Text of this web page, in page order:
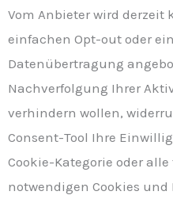
Vom Anbieter wird
einfachen Opt-out oder
Datenübertragung
Nachverfolgung Ihrer
verhindern wollen,
Consent-Tool Ihre
Cookie-Kategorie oder
notwendigen Cookies